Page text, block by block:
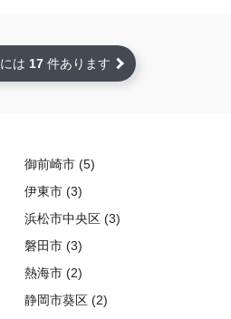
は 17 件あります
御前崎市 (5)
伊東市 (3)
浜松市中央区 (3)
磐田市 (3)
熱海市 (2)
静岡市葵区 (2)